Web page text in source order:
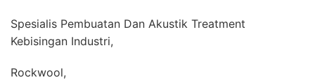
Spesialis Pembuatan Dan Akustik Treatment
Kebisingan Industri,
Rockwool,